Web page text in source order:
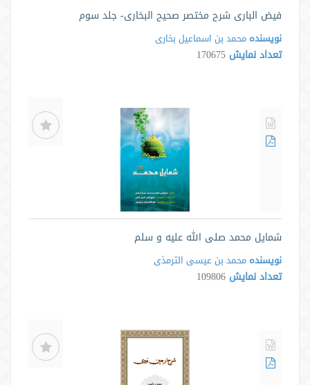
فیض الباری شرح مختصر صحیح البخاری- جلد سوم
نویسنده محمد بن اسماعیل بخاری
تعداد نمایش 170675
شمایل محمد صلی الله علیه و سلم
نویسنده محمد بن عیسی الترمذی
تعداد نمایش 109806